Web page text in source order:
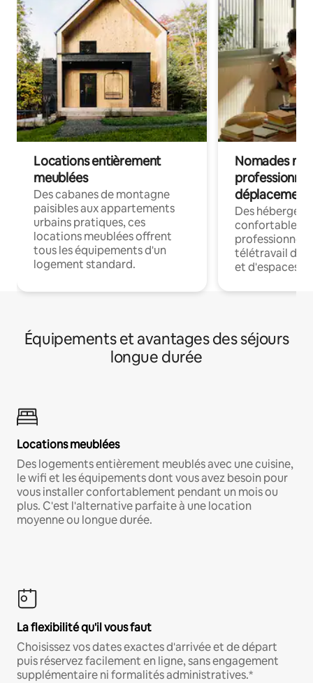
Locations entièrement
meublées
Des cabanes de montagne
paisibles aux appartements
urbains pratiques, ces
locations meublées offrent
tous les équipements d'un
logement standard.
Nomades
déplacement
Des
confortables
professionnels
télétravail
et d'espaces
Équipements et avantages des séjours
longue durée
Locations meublées
Des logements entièrement meublés avec une cuisine,
le wifi et les équipements dont vous avez besoin pour
vous installer confortablement pendant un mois ou
plus. C'est l'alternative parfaite à une location
moyenne ou longue durée.
La flexibilité qu'il vous faut
Choisissez vos dates exactes d'arrivée et de départ
puis réservez facilement en ligne, sans engagement
supplémentaire ni formalités administratives.*